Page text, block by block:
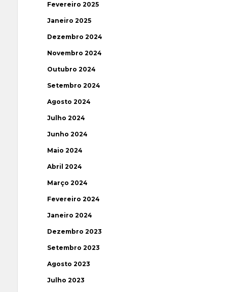
Fevereiro 2025
Janeiro 2025
Dezembro 2024
Novembro 2024
Outubro 2024
Setembro 2024
Agosto 2024
Julho 2024
Junho 2024
Maio 2024
Abril 2024
Março 2024
Fevereiro 2024
Janeiro 2024
Dezembro 2023
Setembro 2023
Agosto 2023
Julho 2023